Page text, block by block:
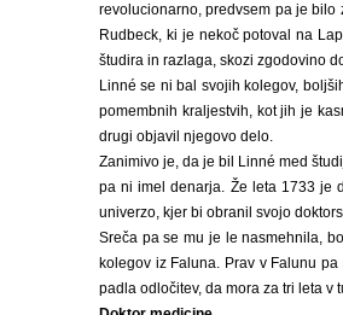
revolucionarno, predvsem pa je bilo
Rudbeck, ki je nekoč potoval na
študira in razlaga, skozi zgodovino
Linné se ni bal svojih kolegov,
pomembnih kraljestvih, kot jih je
drugi objavil njegovo delo.
Zanimivo je, da je bil Linné med
pa ni imel denarja. Že leta 1733 je
univerzo, kjer bi obranil svojo
Sreča pa se mu je le nasmehnila,
kolegov iz Faluna. Prav v Falunu
padla odločitev, da mora za tri leta v